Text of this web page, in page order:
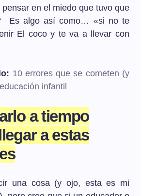
en el miedo que tuvo que
Es algo así como… «si no te
El coco y te va a llevar con
10 errores que se cometen (y
infantil
a tiempo
a estas
una cosa (y ojo, esta es mi